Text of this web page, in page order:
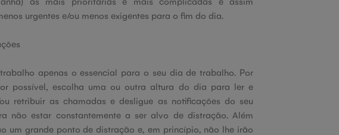
urgentes e/ou menos exigentes para o fim do dia.
apenas o essencial para o seu dia de trabalho. Por
possível, escolha uma ou outra altura do dia para ler e
retribuir as chamadas e desligue as notificações do seu
não estar constantemente a ser alvo de distração. Além
um grande ponto de distração e, em princípio, não lhe irão